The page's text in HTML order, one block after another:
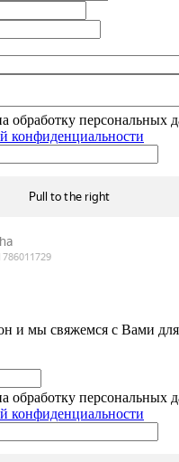
обработку персональных
конфиденциальности
и мы свяжемся с Вами
обработку персональных
конфиденциальности